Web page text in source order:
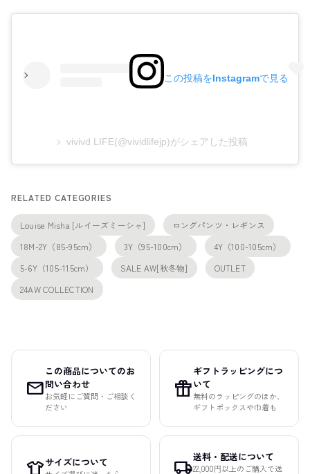
この投稿をInstagramで見る
vivivd LIFE(@vividlifejp)がシェアした投稿
RELATED CATEGORIES
Louise Misha [ルイーズミーシャ]
ロングパンツ・レギンス
18M-2Y（85-95cm）
3Y（95-100cm）
4Y（100-105cm）
5-6Y（105-115cm）
SALE AW[秋冬物]
OUTLET
24AW COLLECTION
mail
この商品についてのお
問い合わせ
お気軽にご質問・ご相談く
ださい
featured_seasonal_and_gifts
ギフトラッピングにつ
いて
無料のラッピングのほか、
ギフトボックスや巾着も
apparelサイズについて local_shipping送料・配送について
22,000円以上のご購入で送